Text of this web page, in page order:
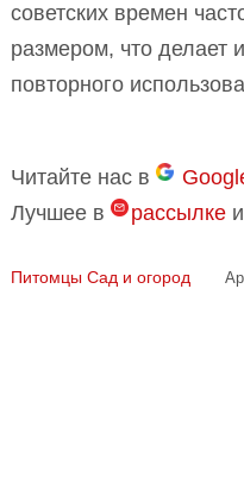
советских времен
размером, что делает
повторного
Читайте нас в
Лучшее в
рассылке и
Питомцы Сад и огород